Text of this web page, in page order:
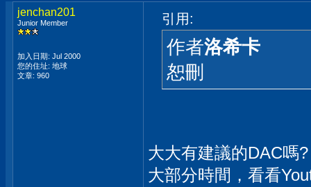
jenchan201
Junior Member
加入日期: Jul 2000
您的住址: 地球
文章: 960
引用:
作者洛希卡
恕刪
大大有建議的DAC嗎
大部分時間，看看